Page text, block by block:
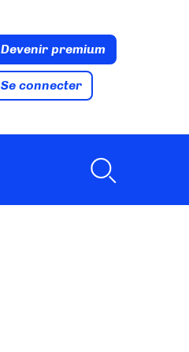
Devenir premium
Se connecter